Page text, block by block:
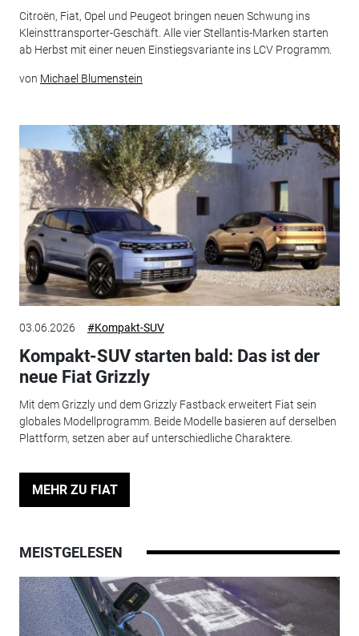
Citroën, Fiat, Opel und Peugeot bringen neuen Schwung ins
Kleinsttransporter-Geschäft. Alle vier Stellantis-Marken starten
ab Herbst mit einer neuen Einstiegsvariante ins LCV Programm.
von Michael Blumenstein
03.06.2026 #Kompakt-SUV
Kompakt-SUV starten bald: Das ist der
neue Fiat Grizzly
Mit dem Grizzly und dem Grizzly Fastback erweitert Fiat sein
globales Modellprogramm. Beide Modelle basieren auf derselben
Plattform, setzen aber auf unterschiedliche Charaktere.
MEHR ZU FIAT
MEISTGELESEN